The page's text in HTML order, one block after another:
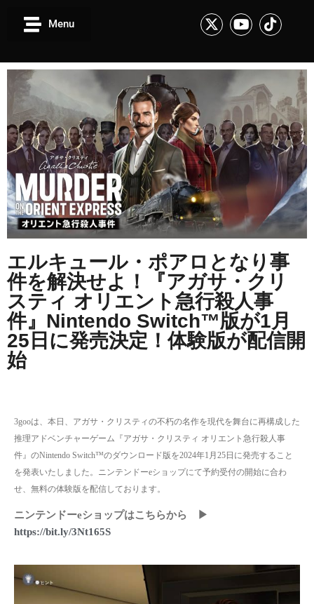
Menu
エルキュール・ポアロとなり事
件を解決せよ！『アガサ・クリ
スティ オリエント急行殺人事
件』Nintendo Switch™版が1月
25日に発売決定！体験版が配信開
始
3gooは、本日、アガサ・クリスティの不朽の名作を現代を舞台に再構成した
推理アドベンチャーゲーム『アガサ・クリスティ オリエント急行殺人事
件』のNintendo Switch™のダウンロード版を2024年1 月 25日に発売すること
を発表いたしました。ニンテンドーeショップにて予約受付の開始に合わ
せ、無料の体験版を配信しております。
ニンテンドーeショップはこちらから ▶
https://bit.ly/3Nt165S